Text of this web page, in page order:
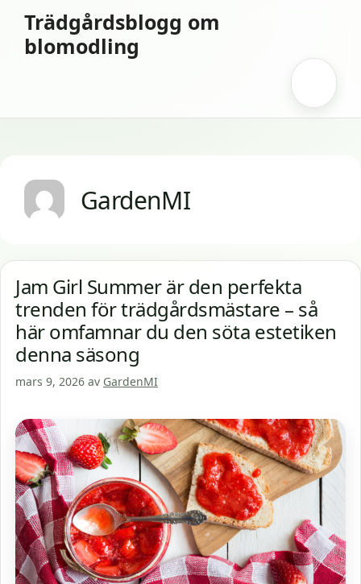
innehåll
Trädgårdsblogg om
blomodling
GardenMI
Jam Girl Summer är den perfekta
trenden för trädgårdsmästare – så
här omfamnar du den söta estetiken
denna säsong
mars 9, 2026 av GardenMI